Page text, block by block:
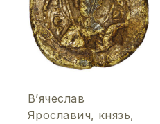
В’ячеслав
Ярославич, князь,